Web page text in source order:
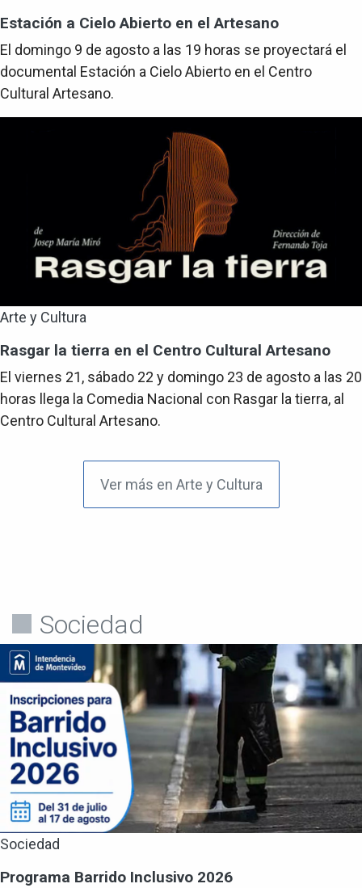
Estación a Cielo Abierto en el Artesano
El domingo 9 de agosto a las 19 horas se proyectará el
documental Estación a Cielo Abierto en el Centro
Cultural Artesano.
Arte y Cultura
Rasgar la tierra en el Centro Cultural Artesano
El viernes 21, sábado 22 y domingo 23 de agosto a las 20
horas llega la Comedia Nacional con Rasgar la tierra, al
Centro Cultural Artesano.
Ver más en Arte y Cultura
Sociedad
Sociedad
Programa Barrido Inclusivo 2026